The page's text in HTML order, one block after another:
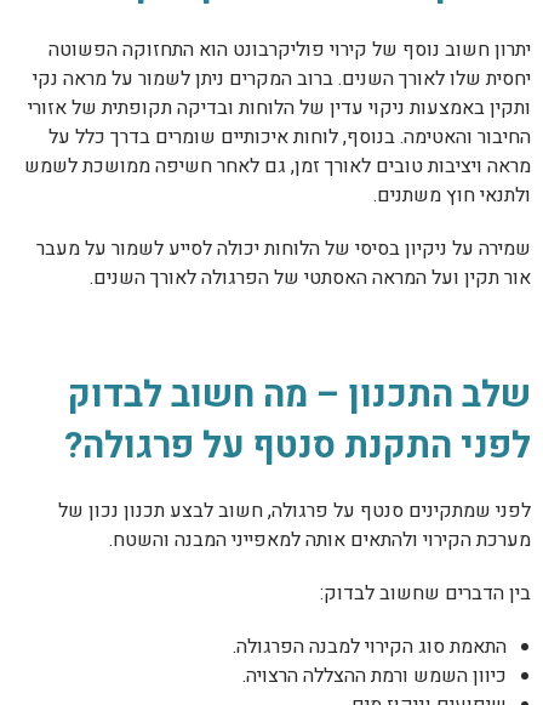
יתרון חשוב נוסף של קירוי פוליקרבונט הוא התחזוקה הפשוטה
יחסית שלו לאורך השנים. ברוב המקרים ניתן לשמור על מראה נקי
ותקין באמצעות ניקוי עדין של הלוחות ובדיקה תקופתית של אזורי
החיבור והאטימה. בנוסף, לוחות איכותיים שומרים בדרך כלל על
מראה ויציבות טובים לאורך זמן, גם לאחר חשיפה ממושכת לשמש
ולתנאי חוץ משתנים.
שמירה על ניקיון בסיסי של הלוחות יכולה לסייע לשמור על מעבר
אור תקין ועל המראה האסתטי של הפרגולה לאורך השנים.
שלב התכנון – מה חשוב לבדוק
לפני התקנת סנטף על פרגולה?
לפני שמתקינים סנטף על פרגולה, חשוב לבצע תכנון נכון של
מערכת הקירוי ולהתאים אותה למאפייני המבנה והשטח.
בין הדברים שחשוב לבדוק:
התאמת סוג הקירוי למבנה הפרגולה.
כיוון השמש ורמת ההצללה הרצויה.